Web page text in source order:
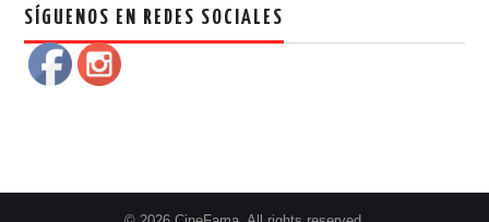
SÍGUENOS EN REDES SOCIALES